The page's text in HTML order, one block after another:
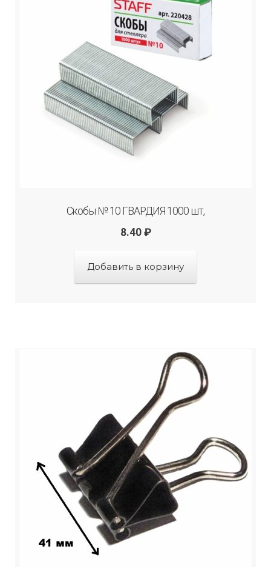
Скобы № 10 ГВАРДИЯ 1000 шт,
8.40 ₽
Добавить в корзину